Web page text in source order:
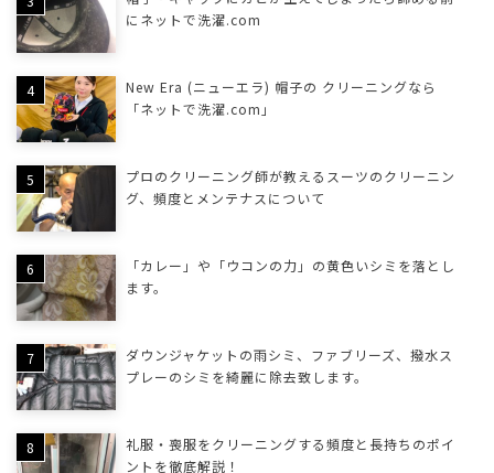
にネットで洗濯.com
New Era (ニューエラ) 帽子の クリーニングなら
「ネットで洗濯.com」
プロのクリーニング師が教えるスーツのクリーニン
グ、頻度とメンテナスについて
「カレー」や「ウコンの力」の黄色いシミを落とし
ます。
ダウンジャケットの雨シミ、ファブリーズ、撥水ス
プレーのシミを綺麗に除去致します。
礼服・喪服をクリーニングする頻度と長持ちのポイ
ントを徹底解説！